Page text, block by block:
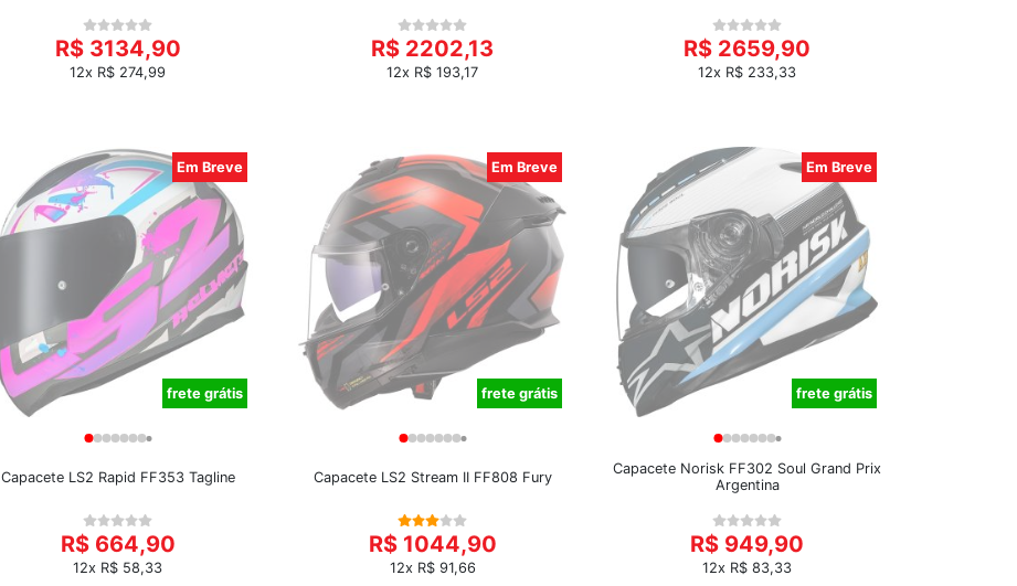
R$ 3134,90
12x R$ 274,99
R$ 2202,13
12x R$ 193,17
R$ 2659,90
12x R$ 233,33
Em Breve
frete grátis
Capacete LS2 Rapid FF353 Tagline
R$ 664,90
12x R$ 58,33
Em Breve
frete grátis
Capacete LS2 Stream II FF808 Fury
R$ 1044,90
12x R$ 91,66
Em Breve
frete grátis
Capacete Norisk FF302 Soul Grand Prix
Argentina
R$ 949,90
12x R$ 83,33